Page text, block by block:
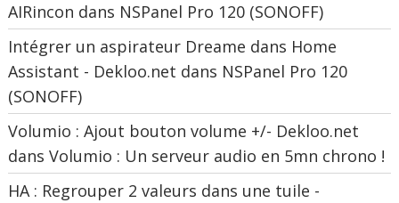
AIRincon dans NSPanel Pro 120 (SONOFF)
Intégrer un aspirateur Dreame dans Home
Assistant - Dekloo.net dans NSPanel Pro 120
(SONOFF)
Volumio : Ajout bouton volume +/- Dekloo.net
dansVolumio : Un serveur audio en 5mn chrono !
HA : Regrouper 2 valeurs dans une tuile -